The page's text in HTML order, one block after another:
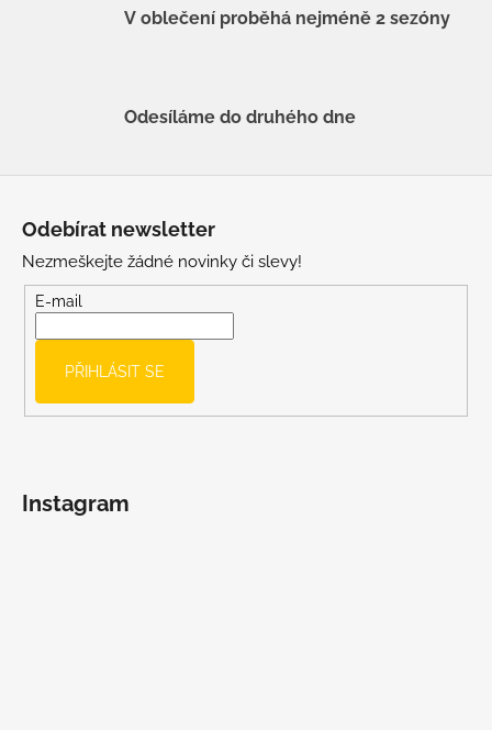
V oblečení proběhá nejméně 2 sezóny
Odesíláme do druhého dne
Odebírat newsletter
Nezmeškejte žádné novinky či slevy!
E-mail
PŘIHLÁSIT SE
Instagram